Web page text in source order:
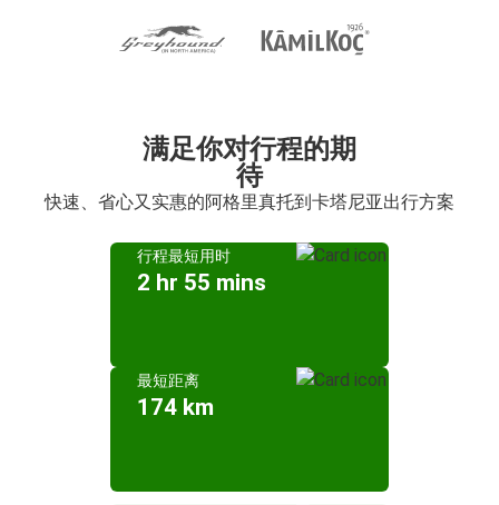
满足你对行程的期
待
快速、省心又实惠的阿格里真托到卡塔尼亚出行方案
行程最短用时
2 hr 55 mins
最短距离
174 km